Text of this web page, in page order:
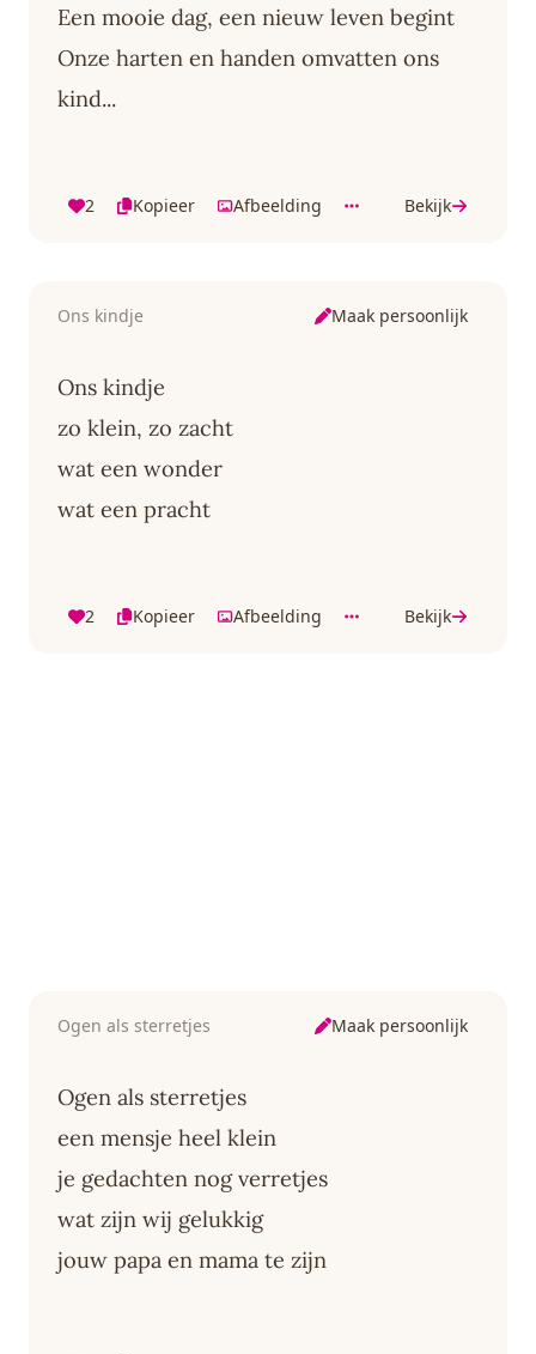
Een mooie dag, een nieuw leven begint
Onze harten en handen omvatten ons
kind...
2 Kopieer Afbeelding Bekijk
Ons kindje Maak persoonlijk
Ons kindje
zo klein, zo zacht
wat een wonder
wat een pracht
2 Kopieer Afbeelding Bekijk
Ogen als sterretjes Maak persoonlijk
Ogen als sterretjes
een mensje heel klein
je gedachten nog verretjes
wat zijn wij gelukkig
jouw papa en mama te zijn